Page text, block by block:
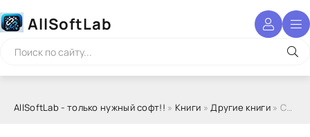
AllSoftLab
AllSoftLab - только нужный софт!! » Книги »Другие книги» Cosmopolitan №11 (ноябрь 2011/ Россия) Том 2